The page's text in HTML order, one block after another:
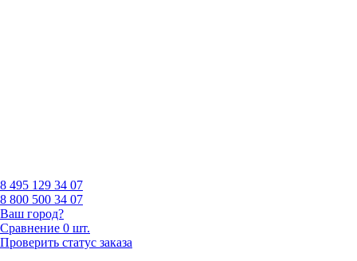
8 495 129 34 07
8 800 500 34 07
Ваш город?
Сравнение 0 шт.
Проверить статус заказа